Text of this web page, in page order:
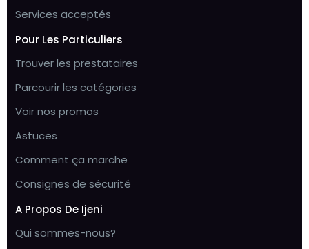
Services acceptés
Pour Les Particuliers
Trouver les prestataires
Parcourir les catégories
Voir nos promos
Astuces
Comment ça marche
Consignes de sécurité
A Propos De Ijeni
Qui sommes-nous?